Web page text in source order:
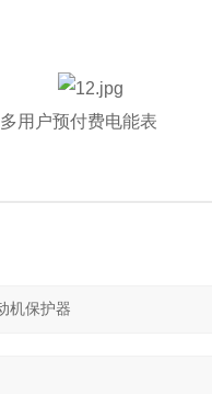
用户预付费电能表